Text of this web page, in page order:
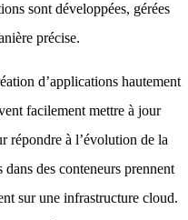
sont développées, gérées
précise.
d’applications hautement
facilement mettre à jour
répondre à l’évolution de la
des conteneurs prennent
sur une infrastructure cloud.